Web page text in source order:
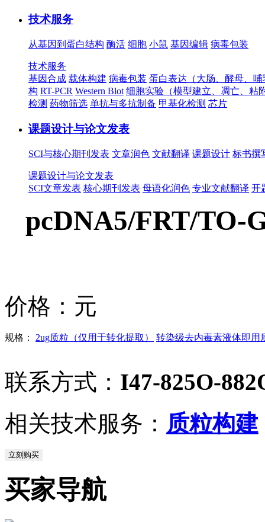
技术服务
从基因到蛋白结构 酶活 细胞 小鼠 基因编辑 病毒包装
技术服务
基因合成 载体构建 病毒包装 蛋白表达（大肠、酵母、
构 RT-PCR Western Blot 细胞实验（模型建立、凋亡、粘
检测 药物筛选 单抗与多抗制备 甲基化检测 芯片
课题设计与论文发表
SCI与核心期刊发表 文章润色 文献翻译 课题设计 标书撰
课题设计与论文发表
SCI文章发表 核心期刊发表 母语化润色 专业文献翻译 开
pcDNA5/FRT/TO-
价格： 元
规格： 2ug质粒（仅用于转化提取） 转染级去内毒素液体即用
联系方式： I47-825O-
相关技术服务： 质粒构建
立刻购买
买家导航